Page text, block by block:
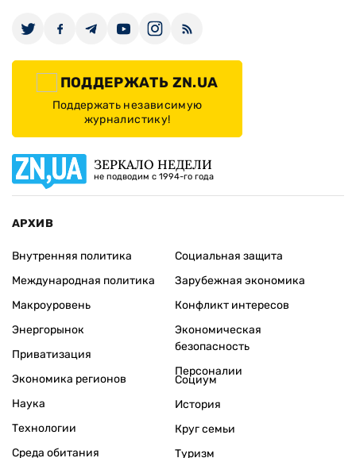
ПОДДЕРЖАТЬ ZN.UA
Поддержать независимую
журналистику!
ЗЕРКАЛО НЕДЕЛИ
не подводим с 1994-го года
АРХИВ
Внутренняя политика
Международная политика
Макроуровень
Энергорынок
Приватизация
Экономика регионов
Социальная защита
Зарубежная экономика
Конфликт интересов
Экономическая
безопасность
Персоналии
Наука
Технологии
Среда обитания
Социум
История
Круг семьи
Туризм